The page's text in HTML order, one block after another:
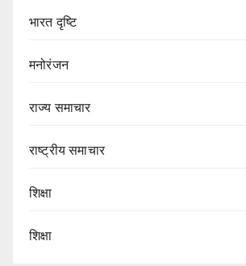
भारत दृष्टि
मनोरंजन
राज्य समाचार
राष्ट्रीय समाचार
शिक्षा
शिक्षा